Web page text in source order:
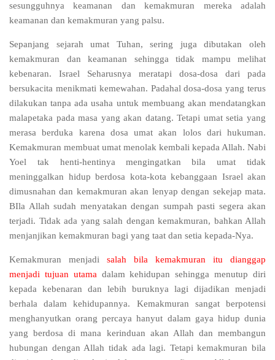
sesungguhnya keamanan dan kemakmuran mereka adalah
keamanan dan kemakmuran yang palsu.
Sepanjang sejarah umat Tuhan, sering juga dibutakan oleh
kemakmuran dan keamanan sehingga tidak mampu melihat
kebenaran. Israel Seharusnya meratapi dosa-dosa dari pada
bersukacita menikmati kemewahan. Padahal dosa-dosa yang terus
dilakukan tanpa ada usaha untuk membuang akan mendatangkan
malapetaka pada masa yang akan datang. Tetapi umat setia yang
merasa berduka karena dosa umat akan lolos dari hukuman.
Kemakmuran membuat umat menolak kembali kepada Allah. Nabi
Yoel tak henti-hentinya mengingatkan bila umat tidak
meninggalkan hidup berdosa kota-kota kebanggaan Israel akan
dimusnahan dan kemakmuran akan lenyap dengan sekejap mata.
BIla Allah sudah menyatakan dengan sumpah pasti segera akan
terjadi. Tidak ada yang salah dengan kemakmuran, bahkan Allah
menjanjikan kemakmuran bagi yang taat dan setia kepada-Nya.
Kemakmuran menjadi salah bila kemakmuran itu dianggap
menjadi tujuan utama dalam kehidupan sehingga menutup diri
kepada kebenaran dan lebih buruknya lagi dijadikan menjadi
berhala dalam kehidupannya. Kemakmuran sangat berpotensi
menghanyutkan orang percaya hanyut dalam gaya hidup dunia
yang berdosa di mana kerinduan akan Allah dan membangun
hubungan dengan Allah tidak ada lagi. Tetapi kemakmuran bila